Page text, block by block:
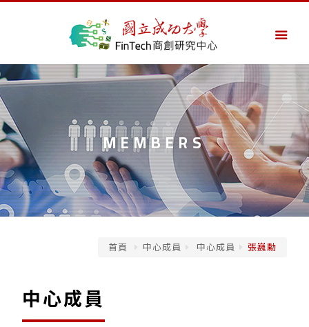
MEMBERS
首頁 中心成員 中心成員 張巍勳
中心成員